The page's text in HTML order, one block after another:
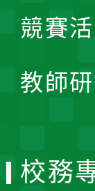
競賽
教師
校務